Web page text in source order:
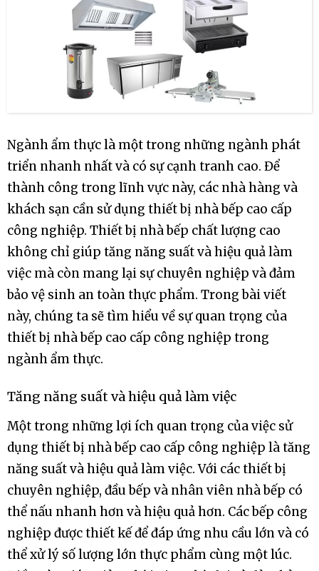
Ngành ẩm thực là một trong những ngành phát
triển nhanh nhất và có sự cạnh tranh cao. Để
thành công trong lĩnh vực này, các nhà hàng và
khách sạn cần sử dụng thiết bị nhà bếp cao cấp
công nghiệp. Thiết bị nhà bếp chất lượng cao
không chỉ giúp tăng năng suất và hiệu quả làm
việc mà còn mang lại sự chuyên nghiệp và đảm
bảo vệ sinh an toàn thực phẩm. Trong bài viết
này, chúng ta sẽ tìm hiểu về sự quan trọng của
thiết bị nhà bếp cao cấp công nghiệp trong
ngành ẩm thực.
Tăng năng suất và hiệu quả làm việc
Một trong những lợi ích quan trọng của việc sử
dụng thiết bị nhà bếp cao cấp công nghiệp là tăng
năng suất và hiệu quả làm việc. Với các thiết bị
chuyên nghiệp, đầu bếp và nhân viên nhà bếp có
thể nấu nhanh hơn và hiệu quả hơn. Các bếp công
nghiệp được thiết kế để đáp ứng nhu cầu lớn và có
thể xử lý số lượng lớn thực phẩm cùng một lúc.